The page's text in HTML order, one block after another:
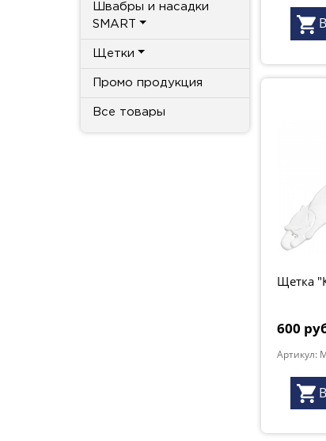
Швабры и насадки
SMART
Щетки
Промо продукция
Все товары
Щетка
600